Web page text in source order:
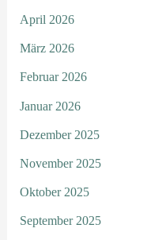
April 2026
März 2026
Februar 2026
Januar 2026
Dezember 2025
November 2025
Oktober 2025
September 2025